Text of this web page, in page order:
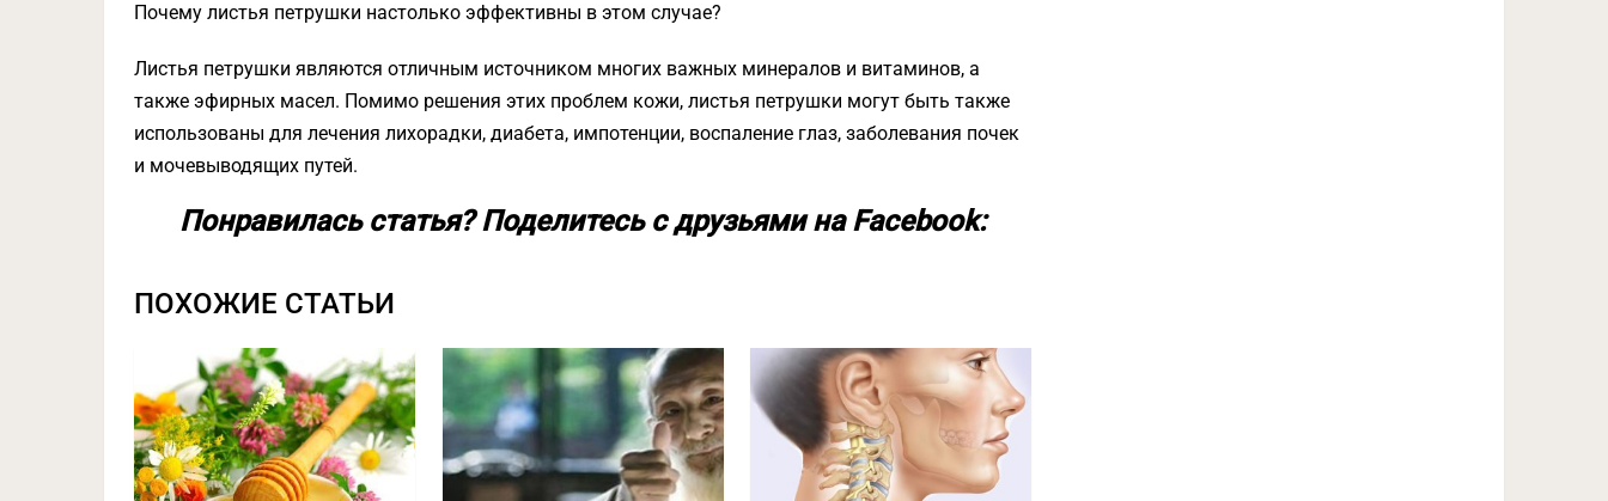
Почему листья петрушки настолько эффективны в этом случае?
Листья петрушки являются отличным источником многих важных минералов и витаминов, а
также эфирных масел. Помимо решения этих проблем кожи, листья петрушки могут быть также
использованы для лечения лихорадки, диабета, импотенции, воспаление глаз, заболевания почек
и мочевыводящих путей.
Понравилась статья? Поделитесь с друзьями на Facebook:
ПОХОЖИЕ СТАТЬИ